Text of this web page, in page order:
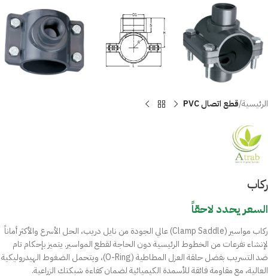
الرئيسية قطع اتصال PVC
ركاب
السعر يحدد لاحقاً
ركاب مواسير (Clamp Saddle) عالي الجودة من نايل دريب، الحل الأسرع والأكثر أماناً
لإنشاء تفرعات من الخطوط الرئيسية دون الحاجة لقطع المواسير. يتميز بإحكام تام
ضد التسريب بفضل حلقة العزل المطاطية (O-Ring)، ويتحمل الضغوط الهيدروليكية
العالية، مع مقاومة فائقة للأسمدة الكيميائية لضمان كفاءة شبكتك الزراعية.